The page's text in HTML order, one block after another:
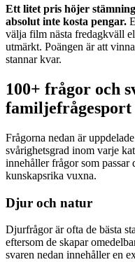
Ett litet pris höjer
absolut inte kosta pengar.
välja film nästa fredagkväll
utmärkt. Poängen är att
stannar kvar.
100+ frågor och
familjefrågesport
Frågorna nedan är
svårighetsgrad inom varje
innehåller frågor som passar
kunskapsrika vuxna.
Djur och natur
Djurfrågor är ofta de bästa
eftersom de skapar
svaren nedan innehåller en